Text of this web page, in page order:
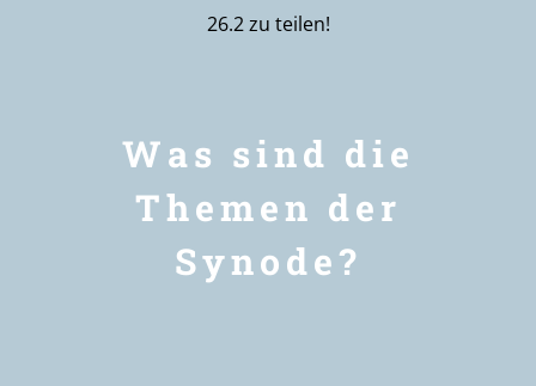
26.2 zu teilen!
Was sind die
Themen der
Synode?